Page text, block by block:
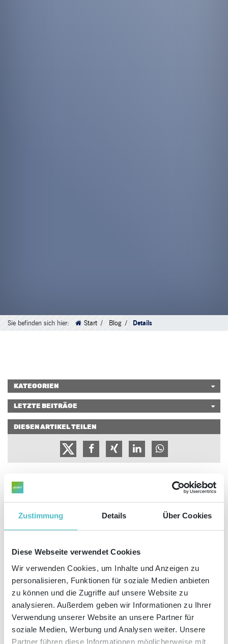
Zustimmung Details Über Cookies
Diese Webseite verwendet Cookies
Wir verwenden Cookies, um Inhalte und Anzeigen zu
personalisieren, Funktionen für soziale Medien anbieten
zu können und die Zugriffe auf unsere Website zu
analysieren. Außerdem geben wir Informationen zu Ihrer
Verwendung unserer Website an unsere Partner für
soziale Medien, Werbung und Analysen weiter. Unsere
Partner führen diese Informationen möglicherweise mit
Sie befinden sich hier: Start Blog Details
KATEGORIEN
LETZTE BEITRÄGE
DIESEN ARTIKEL TEILEN
20
Seit Ausgang des 20. Jahrhunderts erleben wir einen tiefgreifenden Wandel,
ausgelöst von der Digitalisierung aller Bereiche der Lebens- und Arbeitswelt.
Dampfmaschinen zu Zeiten der Industriellen Revolution vor 200 Jahren.